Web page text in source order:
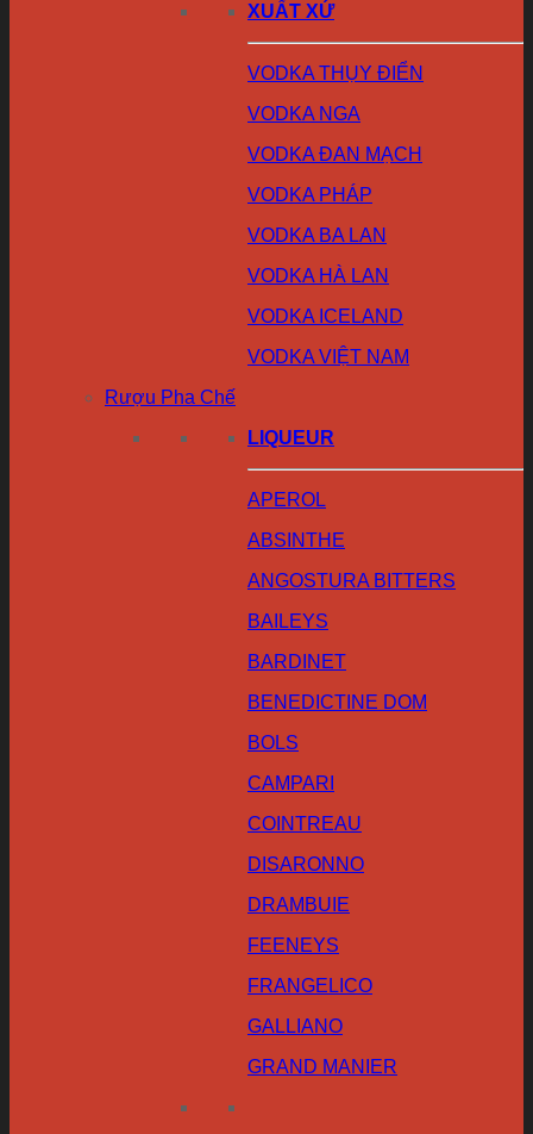
XUẤT XỨ
VODKA THỤY ĐIỂN
VODKA NGA
VODKA ĐAN MẠCH
VODKA PHÁP
VODKA BA LAN
VODKA HÀ LAN
VODKA ICELAND
VODKA VIỆT NAM
Rượu Pha Chế
LIQUEUR
APEROL
ABSINTHE
ANGOSTURA BITTERS
BAILEYS
BARDINET
BENEDICTINE DOM
BOLS
CAMPARI
COINTREAU
DISARONNO
DRAMBUIE
FEENEYS
FRANGELICO
GALLIANO
GRAND MANIER